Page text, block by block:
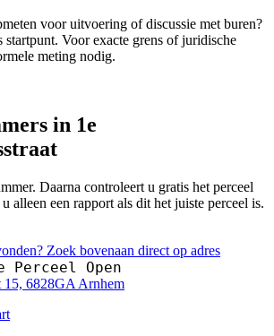
voor uitvoering of discussie met buren?
startpunt. Voor exacte grens of juridische
meting nodig.
in 1e
Daarna controleert u gratis het perceel
alleen een rapport als dit het juiste perceel is.
Zoek bovenaan direct op adres
Perceel Open
15, 6828GA Arnhem